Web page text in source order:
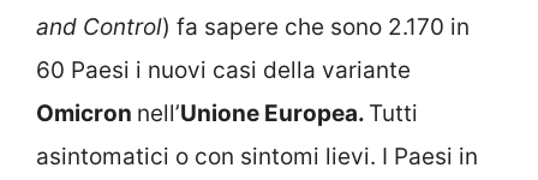
and Control) fa sapere che sono 2.170 in
60 Paesi i nuovi casi della variante
Omicron nell’Unione Europea. Tutti
asintomatici o con sintomi lievi. I Paesi in